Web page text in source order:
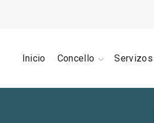
Inicio Concello Servizos